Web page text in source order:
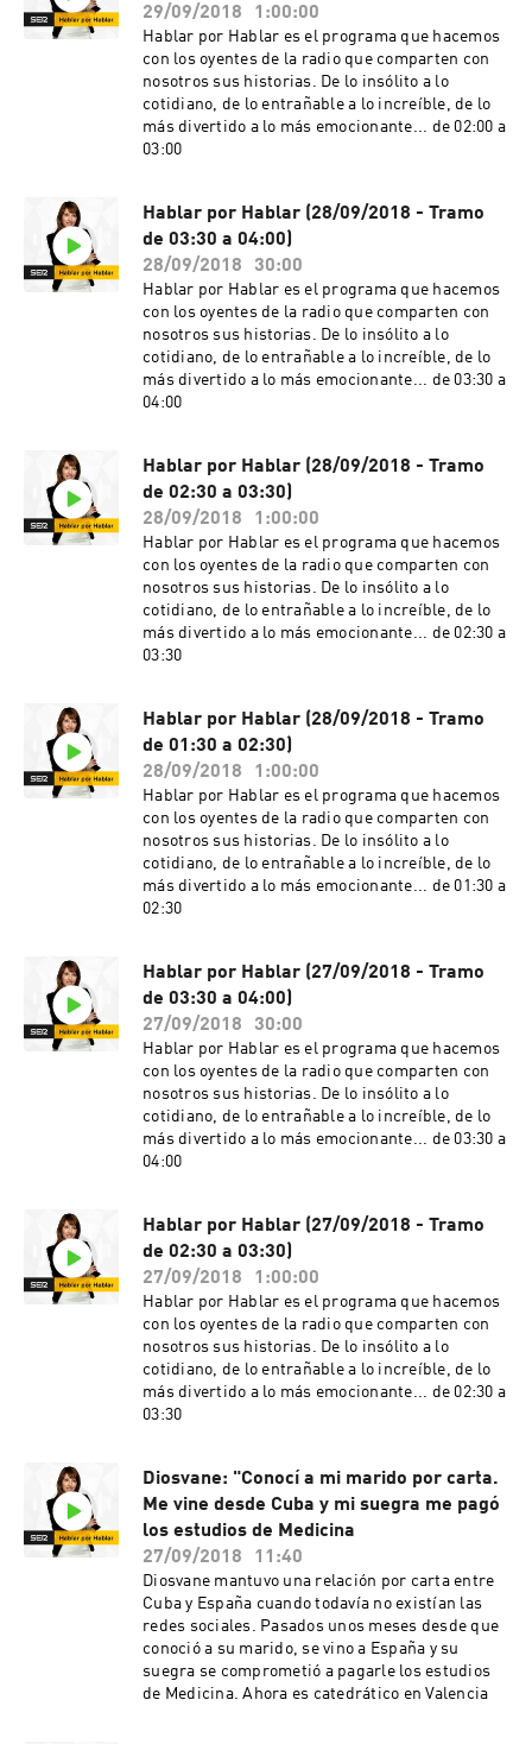
29/09/2018
1:00:00
Hablar por Hablar es el programa que hacemos
con los oyentes de la radio que comparten con
nosotros sus historias. De lo insólito a lo
cotidiano, de lo entrañable a lo increíble, de lo
más divertido a lo más emocionante... de 02:00 a
03:00
Hablar por Hablar (28/09/2018 - Tramo
de 03:30 a 04:00)
28/09/2018
30:00
Hablar por Hablar es el programa que hacemos
con los oyentes de la radio que comparten con
nosotros sus historias. De lo insólito a lo
cotidiano, de lo entrañable a lo increíble, de lo
más divertido a lo más emocionante... de 03:30 a
04:00
Hablar por Hablar (28/09/2018 - Tramo
de 02:30 a 03:30)
28/09/2018
1:00:00
Hablar por Hablar es el programa que hacemos
con los oyentes de la radio que comparten con
nosotros sus historias. De lo insólito a lo
cotidiano, de lo entrañable a lo increíble, de lo
más divertido a lo más emocionante... de 02:30 a
03:30
Hablar por Hablar (28/09/2018 - Tramo
de 01:30 a 02:30)
28/09/2018
1:00:00
Hablar por Hablar es el programa que hacemos
con los oyentes de la radio que comparten con
nosotros sus historias. De lo insólito a lo
cotidiano, de lo entrañable a lo increíble, de lo
más divertido a lo más emocionante... de 01:30 a
02:30
Hablar por Hablar (27/09/2018 - Tramo
de 03:30 a 04:00)
27/09/2018
30:00
Hablar por Hablar es el programa que hacemos
con los oyentes de la radio que comparten con
nosotros sus historias. De lo insólito a lo
cotidiano, de lo entrañable a lo increíble, de lo
más divertido a lo más emocionante... de 03:30 a
04:00
Hablar por Hablar (27/09/2018 - Tramo
de 02:30 a 03:30)
27/09/2018
1:00:00
Hablar por Hablar es el programa que hacemos
con los oyentes de la radio que comparten con
nosotros sus historias. De lo insólito a lo
cotidiano, de lo entrañable a lo increíble, de lo
más divertido a lo más emocionante... de 02:30 a
03:30
Diosvane: "Conocí a mi marido por carta.
Me vine desde Cuba y mi suegra me pagó
los estudios de Medicina
27/09/2018
11:40
Diosvane mantuvo una relación por carta entre
Cuba y España cuando todavía no existían las
redes sociales. Pasados unos meses desde que
conoció a su marido, se vino a España y su
suegra se comprometió a pagarle los estudios
de Medicina. Ahora es catedrático en Valencia